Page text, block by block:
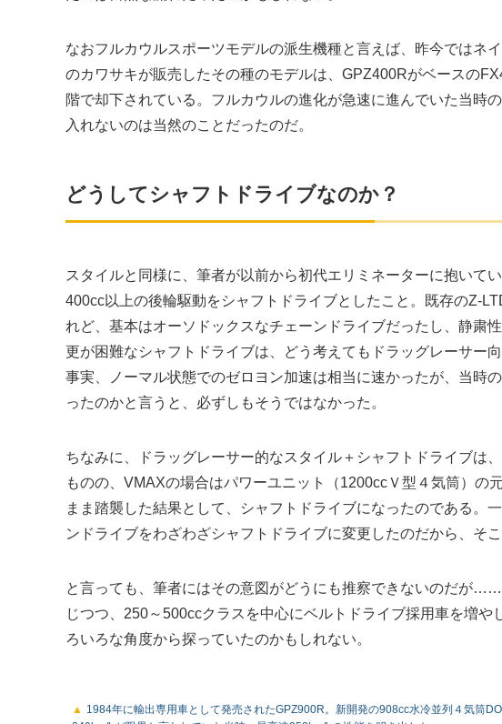
なおフルカウルスポーツモデルの派生機種と言えば、昨今ではネ
のカワサキが販売したその種のモデルは、GPZ400Rがベースの
階で却下されている。フルカウルの進化が急速に進んでいた当時
入れないのは当然のことだったのだ。
どうしてシャフトドライブなのか？
スタイルと同様に、筆者が以前から初代エリミネーターに抱いて
400cc以上の後輪駆動をシャフトドライブとしたこと。既存のZ-
れど、基本はオーソドックスなチェーンドライブだったし、静粛
更が困難なシャフトドライブは、どう考えてもドラッグレーサー向
事実、ノーマル状態でのゼロヨン加速は相当に速かったが、当時
ったのかと言うと、必ずしもそうではなかった。
ちなみに、ドラッグレーサー的なスタイル＋シャフトドライブは
ものの、VMAXの場合はパワーユニット（1200ccＶ型４気筒）の
まま踏襲した結果として、シャフトドライブになったのである。
ンドライブをわざわざシャフトドライブに変更したのだから、そ
と言っても、筆者にはその意図がどうにも推察できないのだが
じつつ、250～500ccクラスを中心にベルトドライブ採用車を増
ろいろな角度から探っていたのかもしれない。
1984年に輸出専用車として発売されたGPZ900R。新開発の908cc水冷並列４気筒